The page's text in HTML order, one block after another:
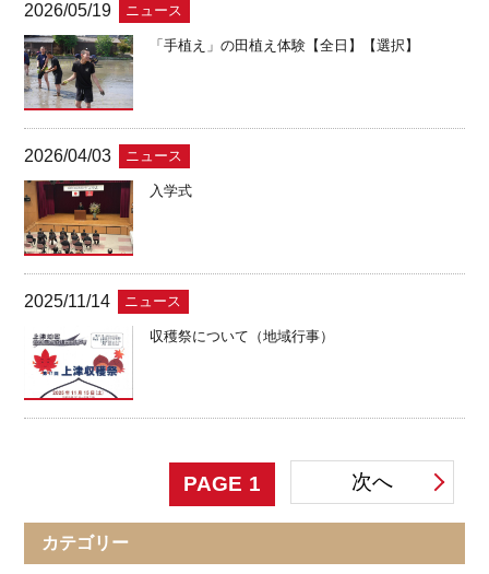
2026/05/19 ニュース
「手植え」の田植え体験【全日】【選択】
2026/04/03 ニュース
入学式
2025/11/14 ニュース
収穫祭について（地域行事）
稿
PAGE 1 次へ
カテゴリー